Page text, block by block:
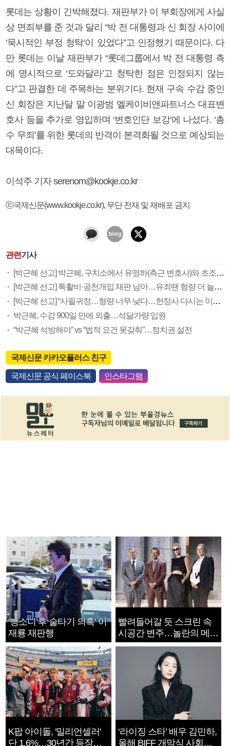
롯데는 상황이 긴박해졌다. 재판부가 이 부회장에게 사실
상 면죄부를 준 것과 달리 “박 전 대통령과 신 회장 사이에
‘묵시적인 부정 청탁’이 있었다”고 인정했기 때문이다. 다
만 롯데는 이날 재판부가 “롯데그룹에서 박 전 대통령 측
에 명시적으로 ‘도와달라’고 청탁한 점은 인정되지 않는
다”고 판결한 데 주목하는 분위기다. 현재 구속 수감 중인
신 회장은 지난달 말 이광범 엘케이비앤파트너스 대표변
호사 등을 추가로 영입하며 ‘변호인단 보강’에 나섰다. ‘총
수 무죄’를 위한 롯데의 반격이 본격화될 것으로 예상되는
대목이다.
이석주 기자 serenom@kookje.co.kr
ⓒ국제신문(www.kookje.co.kr), 무단 전재 및 재배포 금지
관련기사
[박근혜 선고] 박근혜, 구치소에서 유영하(측근 변호사)와 초조한 대기
[박근혜 선고] 특활비·공천개입 재판 남아…유죄땐 형량 더 늘어날 수도
[박근혜 선고] “사필귀정…형량 너무 낮다…헌정사 다시는 이런 일 없길”
박근혜, 수감 900일 만에 외출…석달가량 입원
“박근혜 석방해야” vs “법적 요건 못갖춰”…정치권 설전
국제신문 카카오플러스 친구
국제신문 공식 페이스북 인스타그램
‘뺑소니 후 술타기 의혹’ 이
재룡 재판행
빨려들어갈 듯 스크린 속
시공간 변주…놀란의 메시
지는 ‘전쟁 속죄’
K팝 아이돌, '밀리언셀러'
단 1.6%…30년간 등장
‘라이징 스타’ 배우 김민하,
올해 BIFF 개막식 사회자